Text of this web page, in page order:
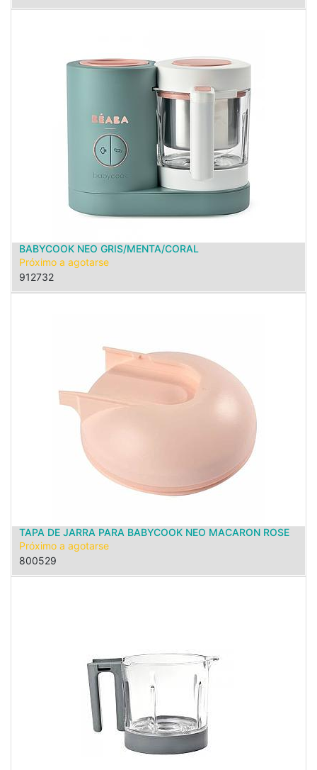
BABYCOOK NEO GRIS/MENTA/CORAL
Próximo a agotarse
912732
TAPA DE JARRA PARA BABYCOOK NEO MACARON ROSE
Próximo a agotarse
800529